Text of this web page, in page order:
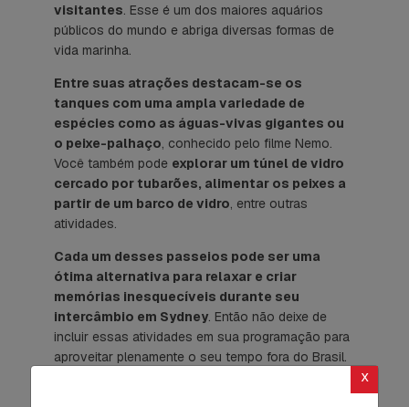
visitantes. Esse é um dos maiores aquários
públicos do mundo e abriga diversas formas de
vida marinha.
Entre suas atrações destacam-se os
tanques com uma ampla variedade de
espécies como as águas-vivas gigantes ou
o peixe-palhaço, conhecido pelo filme Nemo.
Você também pode explorar um túnel de vidro
cercado por tubarões, alimentar os peixes a
partir de um barco de vidro, entre outras
atividades.
Cada um desses passeios pode ser uma
ótima alternativa para relaxar e criar
memórias inesquecíveis durante seu
intercâmbio em Sydney. Então não deixe de
incluir essas atividades em sua programação para
aproveitar plenamente o seu tempo fora do Brasil.
x